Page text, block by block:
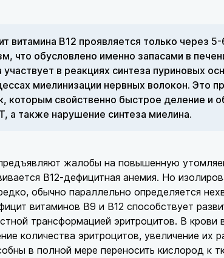
витамина В12 проявляется только через
что обусловлено именно запасами в
в реакциях синтеза пуриновых
миелинизации нервных волокон. Это
которым свойственно быстрое деление и
а также нарушение синтеза миелина.
жалобы на повышенную
В12-дефицитная анемия. Но
обычно параллельно определяется
витаминов В9 и В12 способствует
трансформацией эритроцитов. В крови
количества эритроцитов, увеличение их
в полной мере переносить кислород к